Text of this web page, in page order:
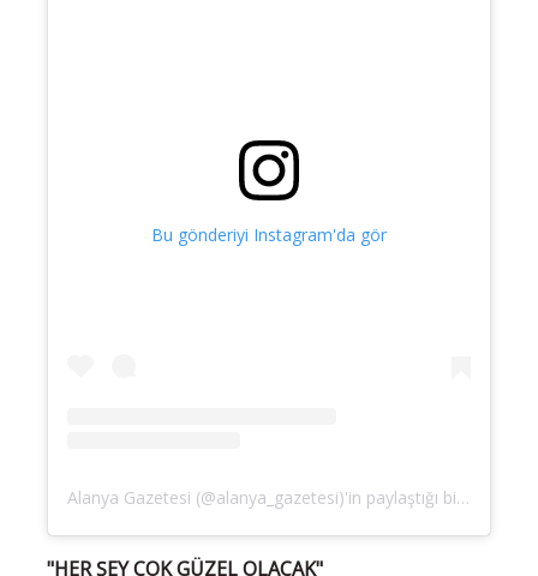
Bu gönderiyi Instagram'da gör
Alanya Gazetesi (@alanya_gazetesi)'in paylaştığı bir gönderi
"HER ŞEY ÇOK GÜZEL OLACAK"